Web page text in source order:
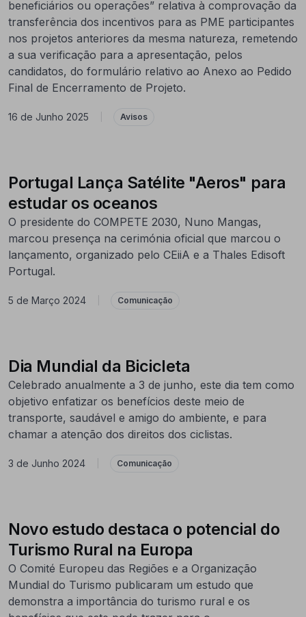
beneficiários ou operações” relativa à comprovação da
transferência dos incentivos para as PME participantes
nos projetos anteriores da mesma natureza, remetendo
a sua verificação para a apresentação, pelos
candidatos, do formulário relativo ao Anexo ao Pedido
Final de Encerramento de Projeto.
16 de Junho 2025 Avisos
Portugal Lança Satélite "Aeros" para
estudar os oceanos
O presidente do COMPETE 2030, Nuno Mangas,
marcou presença na cerimónia oficial que marcou o
lançamento, organizado pelo CEiiA e a Thales Edisoft
Portugal.
5 de Março 2024 Comunicação
Dia Mundial da Bicicleta
Celebrado anualmente a 3 de junho, este dia tem como
objetivo enfatizar os benefícios deste meio de
transporte, saudável e amigo do ambiente, e para
chamar a atenção dos direitos dos ciclistas.
3 de Junho 2024 Comunicação
Novo estudo destaca o potencial do
Turismo Rural na Europa
O Comité Europeu das Regiões e a Organização
Mundial do Turismo publicaram um estudo que
demonstra a importância do turismo rural e os